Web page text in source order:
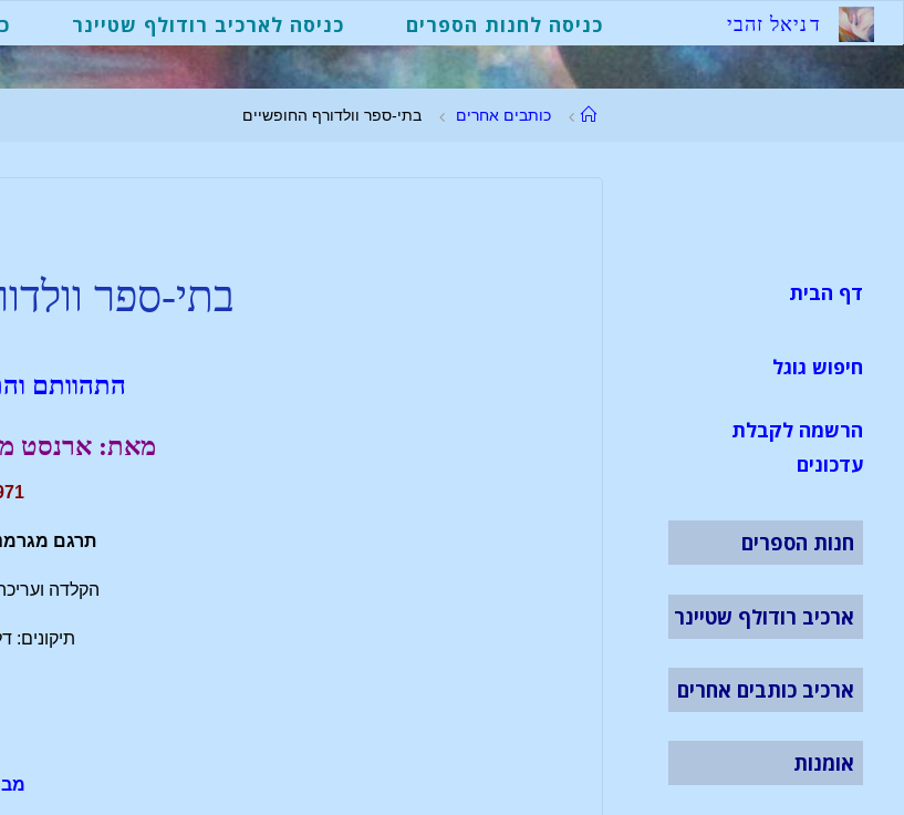
דניאל זהבי כניסה לחנות הספרים כניסה לארכיב רודולף שטיינר
כותבים אחרים בתי-ספר וולדורף החופשיים
בתי-ספר
התהוותם
מאת: ארנסט
תרגם
הקלדה
תיקונים:
דף הבית
חיפוש גוגל
הרשמה לקבלת
עדכונים
חנות הספרים
ארכיב רודולף שטיינר
ארכיב כותבים אחרים
אומנות